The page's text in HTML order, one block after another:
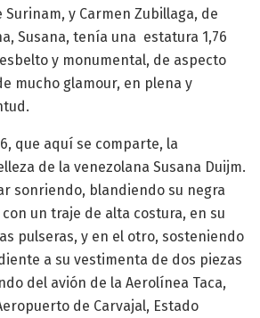
y Carmen Zubillaga, de
Susana, tenía una estatura 1,76
y monumental, de aspecto
mucho glamour, en plena y
que aquí se comparte, la
de la venezolana Susana Duijm.
sonriendo, blandiendo su negra
un traje de alta costura, en su
pulseras, y en el otro, sosteniendo
a su vestimenta de dos piezas
del avión de la Aerolínea Taca,
de Carvajal, Estado